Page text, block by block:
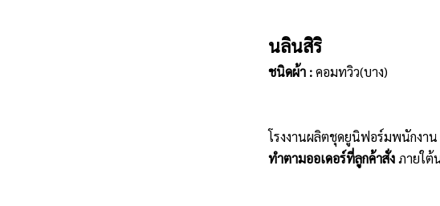
นลินสิริ
ชนิดผ้า :คอมทวิว(บาง)
โรงงานผลิตชุดยูนิฟอร์มพนักงา
ทำตามออเดอร์ที่ลูกค้าสั่งภายใต้